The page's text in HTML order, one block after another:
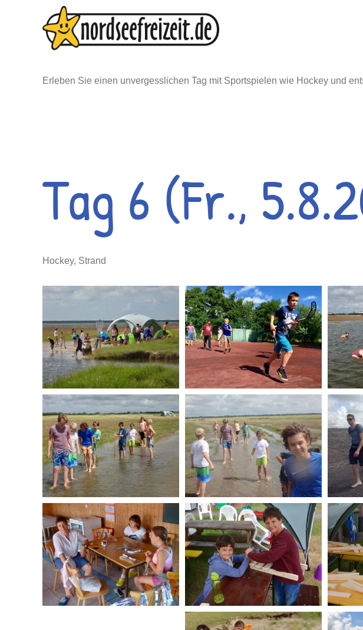
Erleben Sie einen unvergesslichen Tag mit Sportspielen wie Hockey und
Tag 6 (Fr.,
Hockey, Strand